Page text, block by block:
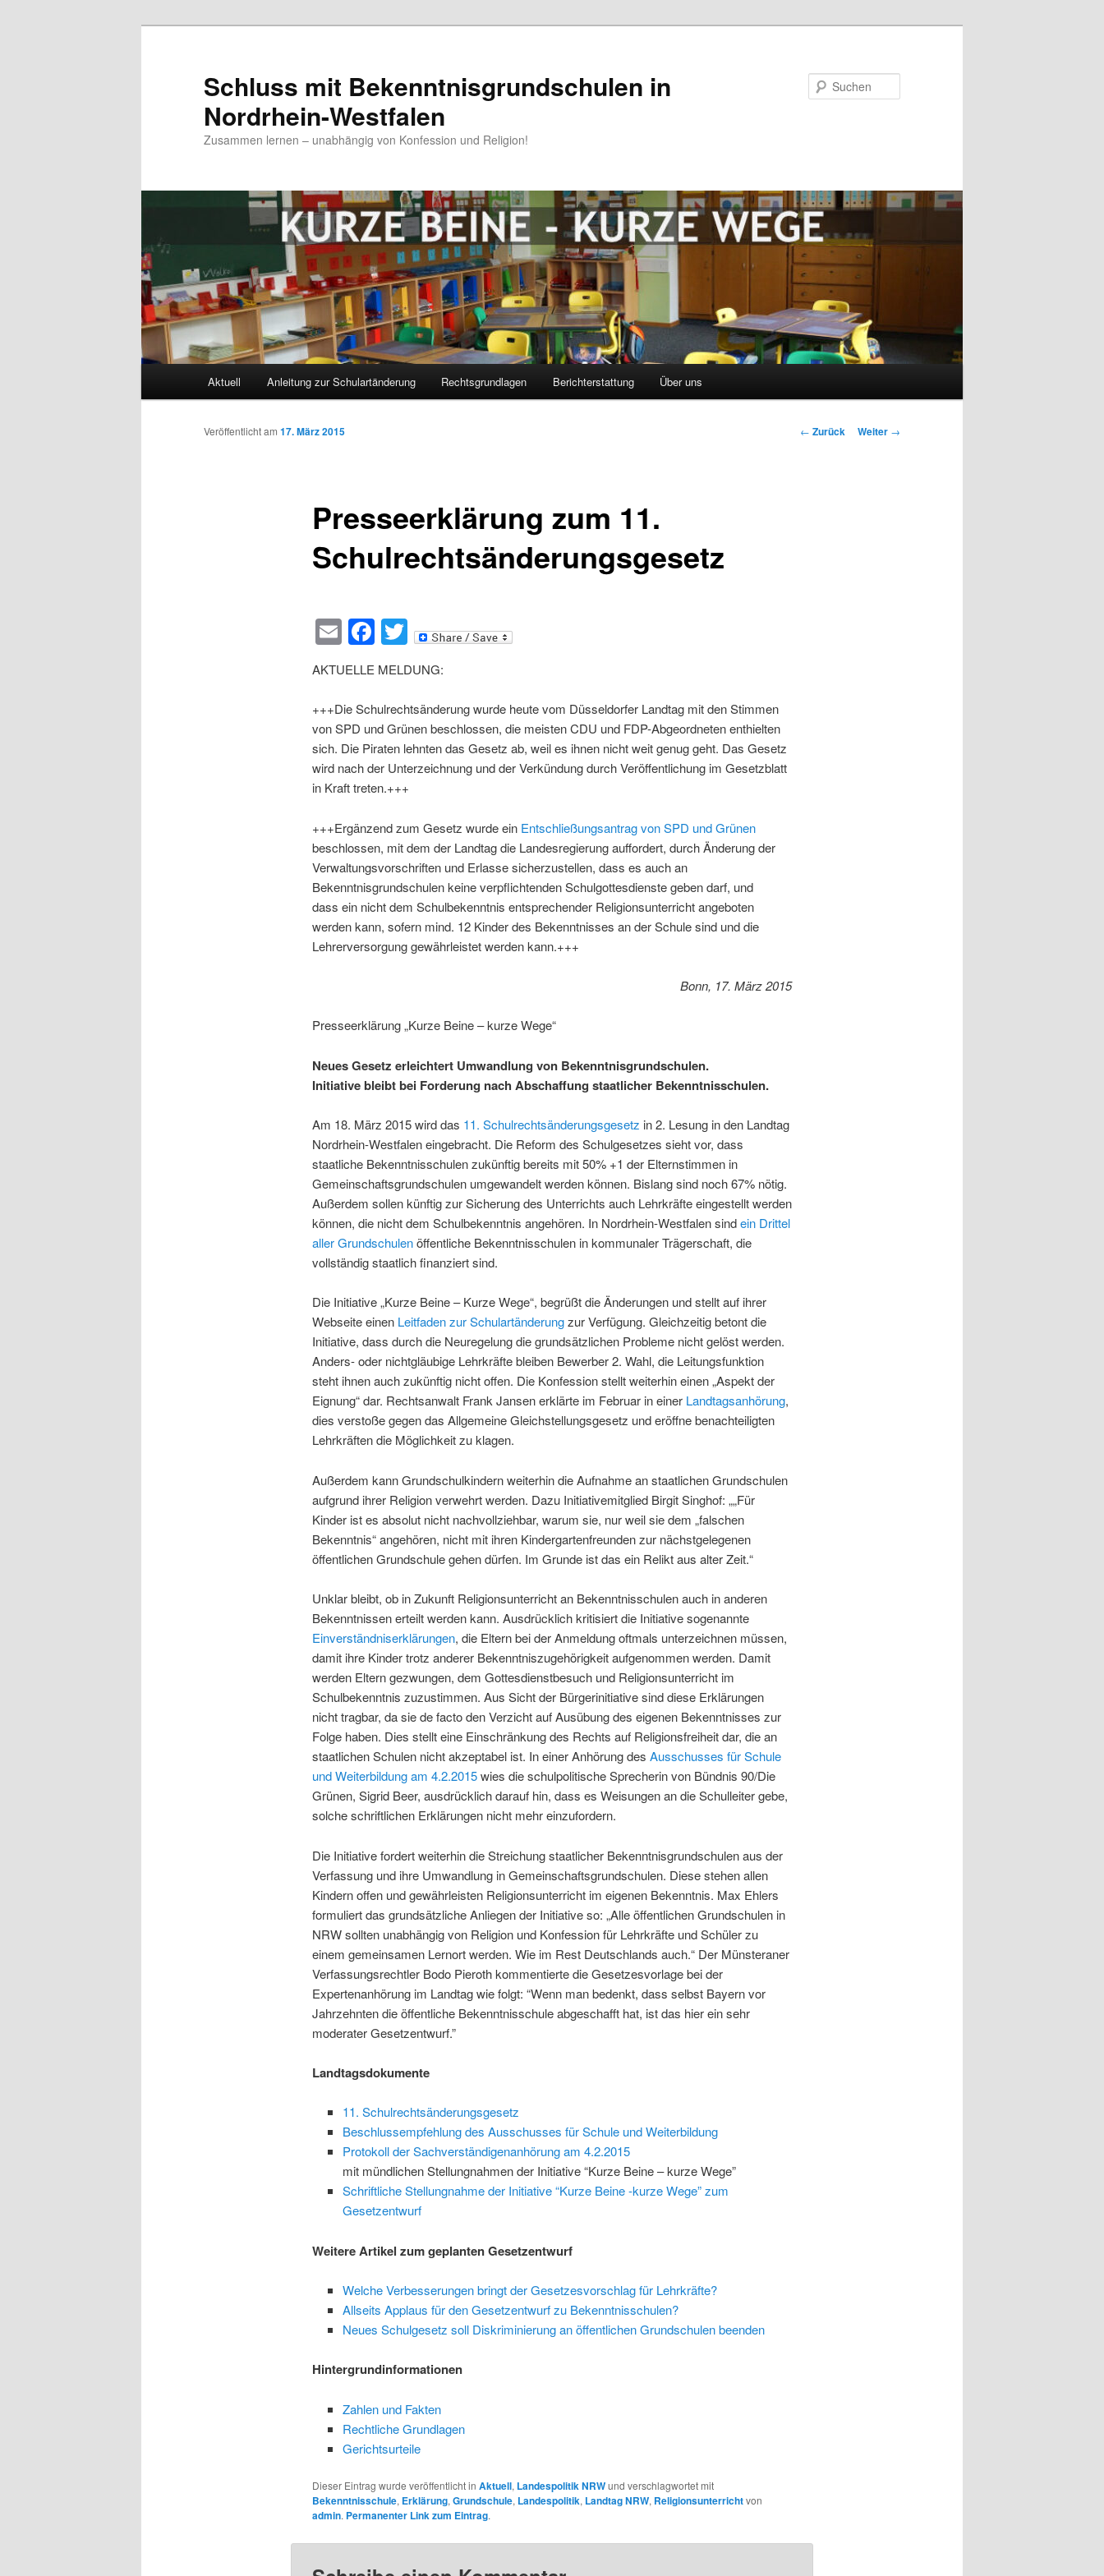
Schluss mit Bekenntnisgrundschulen in
Nordrhein-Westfalen
Zusammen lernen – unabhängig von Konfession und Religion!
Aktuell Anleitung zur Schulartänderung Rechtsgrundlagen Berichterstattung Über uns
Beitragsnavigation
← Zurück Weiter →
Presseerklärung zum 11.
Schulrechtsänderungsgesetz
Veröffentlicht am 17. März 2015
EmailFacebook
Twitter
AKTUELLE MELDUNG:
+++Die Schulrechtsänderung wurde heute vom Düsseldorfer Landtag mit den Stimmen
von SPD und Grünen beschlossen, die meisten CDU und FDP-Abgeordneten enthielten
sich. Die Piraten lehnten das Gesetz ab, weil es ihnen nicht weit genug geht. Das Gesetz
wird nach der Unterzeichnung und der Verkündung durch Veröffentlichung im Gesetzblatt
in Kraft treten.+++
+++Ergänzend zum Gesetz wurde ein Entschließungsantrag von SPD und Grünen
beschlossen, mit dem der Landtag die Landesregierung auffordert, durch Änderung der
Verwaltungsvorschriften und Erlasse sicherzustellen, dass es auch an
Bekenntnisgrundschulen keine verpflichtenden Schulgottesdienste geben darf, und
dass ein nicht dem Schulbekenntnis entsprechender Religionsunterricht angeboten
werden kann, sofern mind. 12 Kinder des Bekenntnisses an der Schule sind und die
Lehrerversorgung gewährleistet werden kann.+++
Bonn, 17. März 2015
Presseerklärung „Kurze Beine – kurze Wege“
Neues Gesetz erleichtert Umwandlung von Bekenntnisgrundschulen.
Initiative bleibt bei Forderung nach Abschaffung staatlicher Bekenntnisschulen.
Am 18. März 2015 wird das 11. Schulrechtsänderungsgesetz in 2. Lesung in den Landtag
Nordrhein-Westfalen eingebracht. Die Reform des Schulgesetzes sieht vor, dass
staatliche Bekenntnisschulen zukünftig bereits mit 50% +1 der Elternstimmen in
Gemeinschaftsgrundschulen umgewandelt werden können. Bislang sind noch 67% nötig.
Außerdem sollen künftig zur Sicherung des Unterrichts auch Lehrkräfte eingestellt werden
können, die nicht dem Schulbekenntnis angehören. In Nordrhein-Westfalen sindein Drittel
aller Grundschulenöffentliche Bekenntnisschulen in kommunaler Trägerschaft, die
vollständig staatlich finanziert sind.
Die Initiative „Kurze Beine – Kurze Wege“, begrüßt die Änderungen und stellt auf ihrer
Webseite einen Leitfaden zur Schulartänderungzur Verfügung. Gleichzeitig betont die
Initiative, dass durch die Neuregelung die grundsätzlichen Probleme nicht gelöst werden.
Anders- oder nichtgläubige Lehrkräfte bleiben Bewerber 2. Wahl, die Leitungsfunktion
steht ihnen auch zukünftig nicht offen. Die Konfession stellt weiterhin einen „Aspekt der
Eignung“ dar. Rechtsanwalt Frank Jansen erklärte im Februar in einer Landtagsanhörung,
dies verstoße gegen das Allgemeine Gleichstellungsgesetz und eröffne benachteiligten
Lehrkräften die Möglichkeit zu klagen.
Außerdem kann Grundschulkindern weiterhin die Aufnahme an staatlichen Grundschulen
aufgrund ihrer Religion verwehrt werden. Dazu Initiativemitglied Birgit Singhof: „„Für
Kinder ist es absolut nicht nachvollziehbar, warum sie, nur weil sie dem „falschen
Bekenntnis“ angehören, nicht mit ihren Kindergartenfreunden zur nächstgelegenen
öffentlichen Grundschule gehen dürfen. Im Grunde ist das ein Relikt aus alter Zeit.“
Unklar bleibt, ob in Zukunft Religionsunterricht an Bekenntnisschulen auch in anderen
Bekenntnissen erteilt werden kann. Ausdrücklich kritisiert die Initiative sogenannte
Einverständniserklärungen, die Eltern bei der Anmeldung oftmals unterzeichnen müssen,
damit ihre Kinder trotz anderer Bekenntniszugehörigkeit aufgenommen werden. Damit
werden Eltern gezwungen, dem Gottesdienstbesuch und Religionsunterricht im
Schulbekenntnis zuzustimmen. Aus Sicht der Bürgerinitiative sind diese Erklärungen
nicht tragbar, da sie de facto den Verzicht auf Ausübung des eigenen Bekenntnisses zur
Folge haben. Dies stellt eine Einschränkung des Rechts auf Religionsfreiheit dar, die an
staatlichen Schulen nicht akzeptabel ist. In einer Anhörung des Ausschusses für Schule
und Weiterbildung am 4.2.2015wies die schulpolitische Sprecherin von Bündnis 90/Die
Grünen, Sigrid Beer, ausdrücklich darauf hin, dass es Weisungen an die Schulleiter gebe,
solche schriftlichen Erklärungen nicht mehr einzufordern.
Die Initiative fordert weiterhin die Streichung staatlicher Bekenntnisgrundschulen aus der
Verfassung und ihre Umwandlung in Gemeinschaftsgrundschulen. Diese stehen allen
Kindern offen und gewährleisten Religionsunterricht im eigenen Bekenntnis. Max Ehlers
formuliert das grundsätzliche Anliegen der Initiative so: „Alle öffentlichen Grundschulen in
NRW sollten unabhängig von Religion und Konfession für Lehrkräfte und Schüler zu
einem gemeinsamen Lernort werden. Wie im Rest Deutschlands auch.“ Der Münsteraner
Verfassungsrechtler Bodo Pieroth kommentierte die Gesetzesvorlage bei der
Expertenanhörung im Landtag wie folgt: “Wenn man bedenkt, dass selbst Bayern vor
Jahrzehnten die öffentliche Bekenntnisschule abgeschafft hat, ist das hier ein sehr
moderater Gesetzentwurf.”
Landtagsdokumente
11. Schulrechtsänderungsgesetz
Beschlussempfehlung des Ausschusses für Schule und Weiterbildung
Protokoll der Sachverständigenanhörung am 4.2.2015
mit mündlichen Stellungnahmen der Initiative “Kurze Beine – kurze Wege”
Schriftliche Stellungnahme der Initiative “Kurze Beine -kurze Wege” zum
Gesetzentwurf
Weitere Artikel zum geplanten Gesetzentwurf
Welche Verbesserungen bringt der Gesetzesvorschlag für Lehrkräfte?
Allseits Applaus für den Gesetzentwurf zu Bekenntnisschulen?
Neues Schulgesetz soll Diskriminierung an öffentlichen Grundschulen beenden
Hintergrundinformationen
Zahlen und Fakten
Rechtliche Grundlagen
Gerichtsurteile
Dieser Eintrag wurde veröffentlicht in Aktuell, Landespolitik NRWund verschlagwortet mit
Bekenntnisschule, Erklärung, Grundschule, Landespolitik, Landtag NRW, Religionsunterrichtvon
admin. Permanenter Link zum Eintrag.